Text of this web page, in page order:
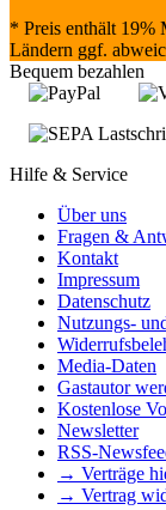
* Preis enthält 19%
Ländern ggf.
Bequem bezahlen
Hilfe & Service
Über uns
Fragen &
Kontakt
Impressum
Datenschutz
Nutzungs-
Media-Daten
Gastautor
Kostenlose
Newsletter
RSS-
→ Verträge
→ Vertrag